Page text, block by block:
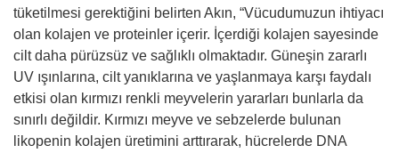
tüketilmesi gerektiğini belirten Akın, “Vücudumuzun ihtiyacı
olan kolajen ve proteinler içerir. İçerdiği kolajen sayesinde
cilt daha pürüzsüz ve sağlıklı olmaktadır. Güneşin zararlı
UV ışınlarına, cilt yanıklarına ve yaşlanmaya karşı faydalı
etkisi olan kırmızı renkli meyvelerin yararları bunlarla da
sınırlı değildir. Kırmızı meyve ve sebzelerde bulunan
likopenin kolajen üretimini arttırarak, hücrelerde DNA